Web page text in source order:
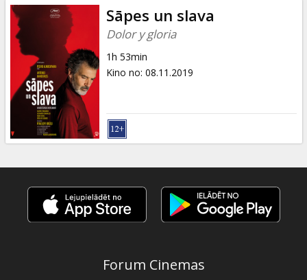
B2B
Kino
Klubs
Sāpes un slava
Dolor y gloria
1h 53min
Kino no: 08.11.2019
Forum Cinemas